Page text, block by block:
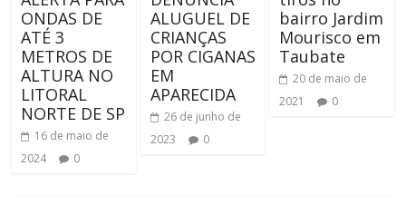
ONDAS DE
ATÉ 3
METROS DE
ALTURA NO
LITORAL
NORTE DE SP
16 de maio de
2024
0
ALUGUEL DE
CRIANÇAS
POR CIGANAS
EM
APARECIDA
26 de junho de
2023
0
bairro Jardim
Mourisco em
Taubate
20 de maio de
2021
0